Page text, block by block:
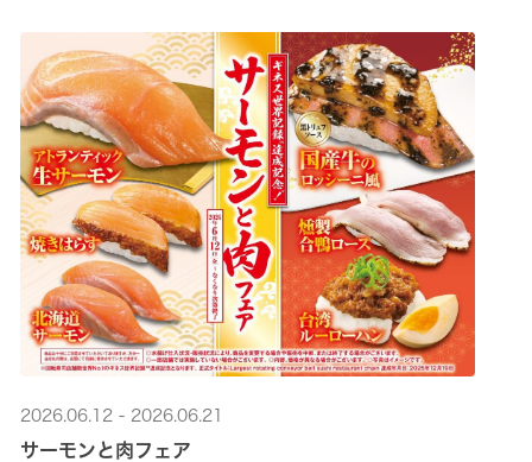
2026.06.12 - 2026.06.21
サーモンと肉フェア